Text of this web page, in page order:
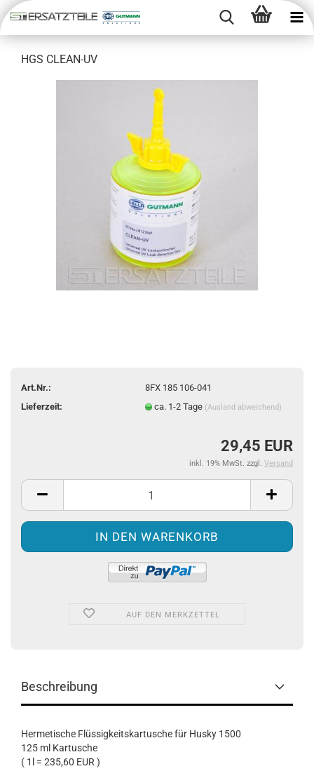
HGS CLEAN-​UV
Art.Nr.:
8FX 185 106-041
Lieferzeit:
ca. 1-2 Tage (Ausland abweichend)
29,45 EUR
inkl. 19% MwSt. zzgl. Versand
AUF DEN MERKZETTEL
Beschreibung
Hermetische Flüssigkeitskartusche für Husky 1500
125 ml Kartusche
( 1l = 235,60 EUR )